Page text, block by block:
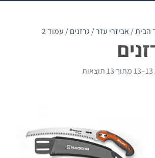
הבית/אביזרי עזר/גרזנים/ עמוד 2